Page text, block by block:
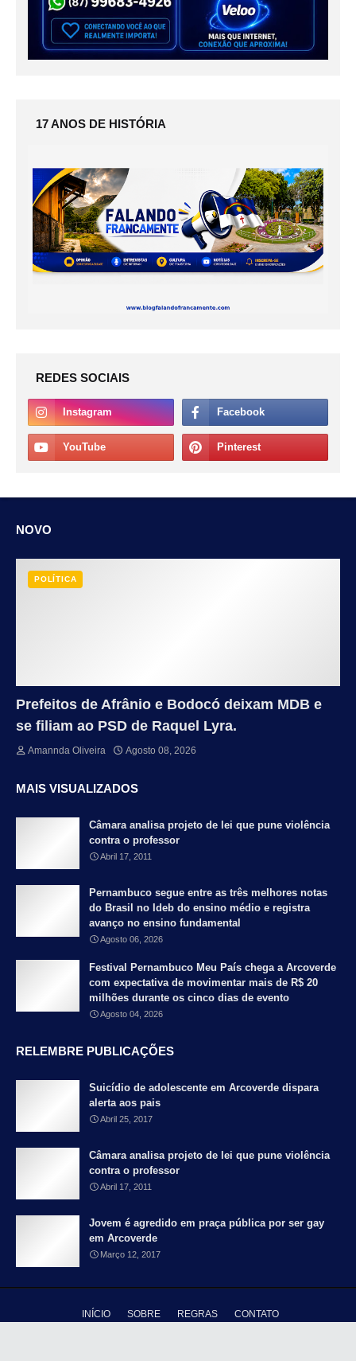
17 ANOS DE HISTÓRIA
REDES SOCIAIS
NOVO
POLÍTICA
Prefeitos de Afrânio e Bodocó deixam MDB e
se filiam ao PSD de Raquel Lyra.
Amannda Oliveira Agosto 08, 2026
MAIS VISUALIZADOS
Câmara analisa projeto de lei que pune violência
contra o professor
Abril 17, 2011
Pernambuco segue entre as três melhores notas
do Brasil no Ideb do ensino médio e registra
avanço no ensino fundamental
Agosto 06, 2026
Festival Pernambuco Meu País chega a Arcoverde
com expectativa de movimentar mais de R$ 20
milhões durante os cinco dias de evento
Agosto 04, 2026
RELEMBRE PUBLICAÇÕES
Suicídio de adolescente em Arcoverde dispara
alerta aos pais
Abril 25, 2017
Câmara analisa projeto de lei que pune violência
contra o professor
Abril 17, 2011
Jovem é agredido em praça pública por ser gay
em Arcoverde
Março 12, 2017
INÍCIO SOBRE REGRAS CONTATO